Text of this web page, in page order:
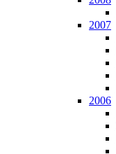
2007
2006